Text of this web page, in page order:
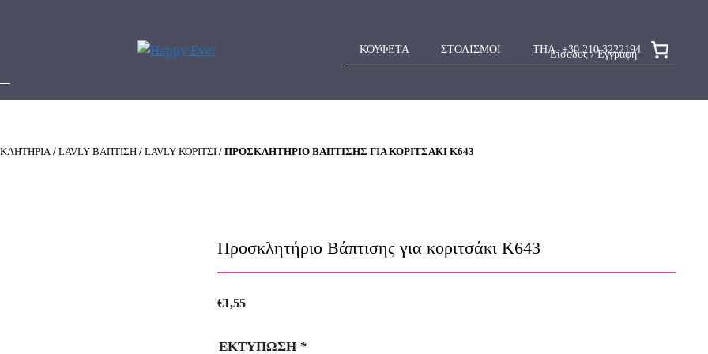
Είσοδος / Εγγραφή
ΚΟΥΦΕΤΑ ΣΤΟΛΙΣΜΟΙ ΤΗΛ. +30 210 3222194
/ LAVLY ΒΑΠΤΙΣΗ / LAVLY ΚΟΡΙΤΣΙ / ΠΡΟΣΚΛΗΤΉΡΙΟ ΒΆΠΤΙΣΗΣ ΓΙΑ ΚΟΡΙΤΣΆΚΙ Κ643
Προσκλητήριο Βάπτισης για κοριτσάκι Κ643
€1,55
ΕΚΤΥΠΩΣΗ *